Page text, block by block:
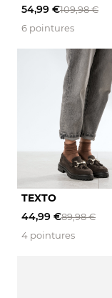
54,99 €109,98 €
6 pointures
TEXTO
44,99 €89,98 €
4 pointures